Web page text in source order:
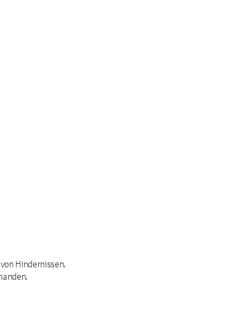
Hindernissen.